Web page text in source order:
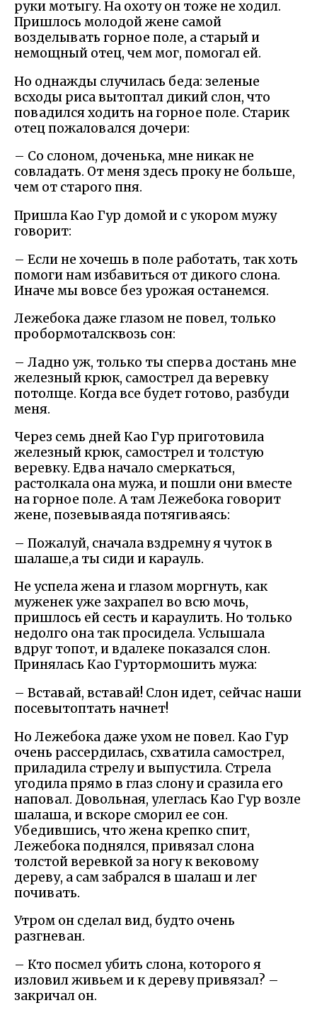
руки мотыгу. На охоту он тоже не ходил.
Пришлось молодой жене самой
возделывать горное поле, а старый и
немощный отец, чем мог, помогал ей.
Но однажды случилась беда: зеленые
всходы риса вытоптал дикий слон, что
повадился ходить на горное поле. Старик
отец пожаловался дочери:
– Со слоном, доченька, мне никак не
совладать. От меня здесь проку не больше,
чем от старого пня.
Пришла Као Гур домой и с укором мужу
говорит:
– Если не хочешь в поле работать, так хоть
помоги нам избавиться от дикого слона.
Иначе мы вовсе без урожая останемся.
Лежебока даже глазом не повел, только
пробормоталсквозь сон:
– Ладно уж, только ты сперва достань мне
железный крюк, самострел да веревку
потолще. Когда все будет готово, разбуди
меня.
Через семь дней Као Гур приготовила
железный крюк, самострел и толстую
веревку. Едва начало смеркаться,
растолкала она мужа, и пошли они вместе
на горное поле. А там Лежебока говорит
жене, позевываяда потягиваясь:
– Пожалуй, сначала вздремну я чуток в
шалаше,а ты сиди и карауль.
Не успела жена и глазом моргнуть, как
муженек уже захрапел во всю мочь,
пришлось ей сесть и караулить. Но только
недолго она так просидела. Услышала
вдруг топот, и вдалеке показался слон.
Принялась Као Гуртормошить мужа:
– Вставай, вставай! Слон идет, сейчас наши
посевытоптать начнет!
Но Лежебока даже ухом не повел. Као Гур
очень рассердилась, схватила самострел,
приладила стрелу и выпустила. Стрела
угодила прямо в глаз слону и сразила его
наповал. Довольная, улеглась Као Гур возле
шалаша, и вскоре сморил ее сон.
Убедившись, что жена крепко спит,
Лежебока поднялся, привязал слона
толстой веревкой за ногу к вековому
дереву, а сам забрался в шалаш и лег
почивать.
Утром он сделал вид, будто очень
разгневан.
– Кто посмел убить слона, которого я
изловил живьем и к дереву привязал? –
закричал он.